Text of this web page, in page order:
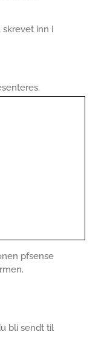
inn i
pfsense
bli sendt til